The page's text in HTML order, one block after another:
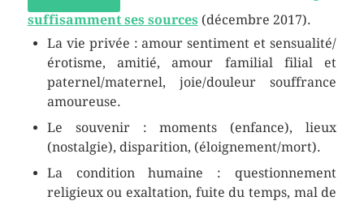
suffisamment ses sources (décembre 2017).
La vie privée : amour sentiment et sensualité/
érotisme, amitié, amour familial filial et
paternel/maternel, joie/douleur souffrance
amoureuse.
Le souvenir : moments (enfance), lieux
(nostalgie), disparition, (éloignement/mort).
La condition humaine : questionnement
religieux ou exaltation, fuite du temps, mal de